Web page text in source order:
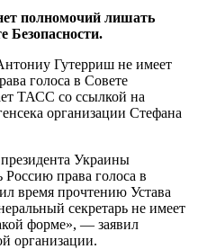
полномочий лишать
Безопасности.
Гутерриш не имеет
голоса в Совете
ТАСС со ссылкой на
организации Стефана
Украины
права голоса в
время прочтению Устава
секретарь не имеет
форме», — заявил
организации.